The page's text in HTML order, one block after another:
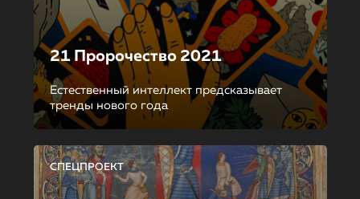
21 Пророчество 2021
Естественный интеллект предсказывает
тренды нового года
СПЕЦПРОЕКТ